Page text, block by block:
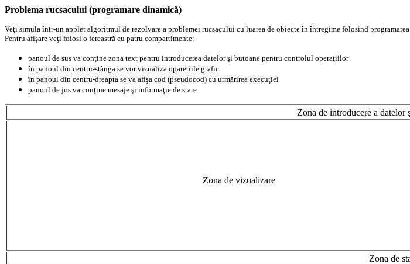
Problema rucsacului (programare dinamică)
Veţi simula într-un applet algoritmul de rezolvare a problemei rucsacului cu luarea de obiecte în întregime folosind
Pentru afişare veţi folosi o fereastră cu patru compartimente:
panoul de sus va conţine zona text pentru introducerea datelor şi butoane pentru controlul operaţiilor
în panoul din centru-stânga se vor vizualiza oparetiile grafic
în panoul din centru-dreapta se va afişa cod (pseudocod) cu urmărirea execuţiei
panoul de jos va conţine mesaje şi informaţie de stare
Zona de introducere a
Zona de vizualizare
Zona de